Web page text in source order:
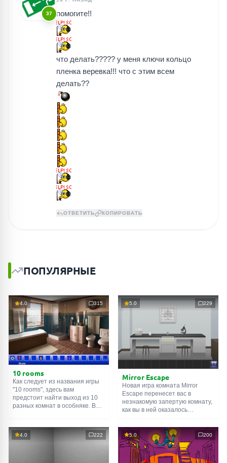
37 помогите!!
что делать????? у меня ключи кольцо
пленка веревка!!! что с этим всем
делать??
ОТВЕТИТЬ КОПИРОВАТЬ
ПОПУЛЯРНЫЕ
4.0 315
10 rooms
Как следует из названия игры
"10 rooms", здесь вам
предстоит найти выход из 10
разных комнат в особняке. В
их, чтобы выйти. Выход из
одной комнаты является
5.0 229
Mirror Escape
Новая игра комната Mirror
Escape перенесет вас в
незнакомую запертую комнату,
как вы в ней оказалось
смекалки попробуйте решить
все, приготовленные авторами
для вас, головоломки и найти
выход на свободу.
Внимательно осмотрите
4.0 222 5.0 200